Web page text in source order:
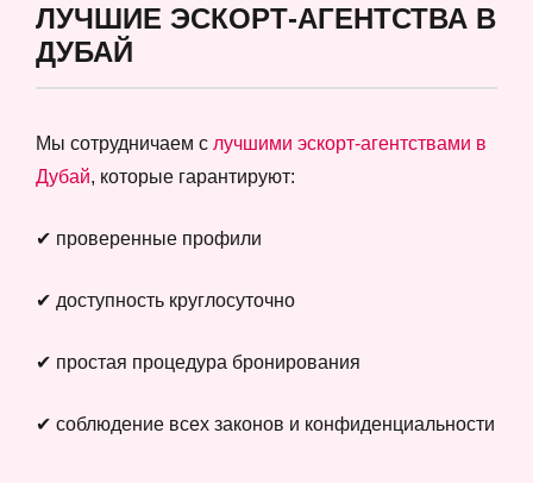
ЛУЧШИЕ ЭСКОРТ-АГЕНТСТВА В
ДУБАЙ
Мы сотрудничаем с лучшими эскорт-агентствами в
Дубай, которые гарантируют:
✔ проверенные профили
✔ доступность круглосуточно
✔ простая процедура бронирования
✔ соблюдение всех законов и конфиденциальности